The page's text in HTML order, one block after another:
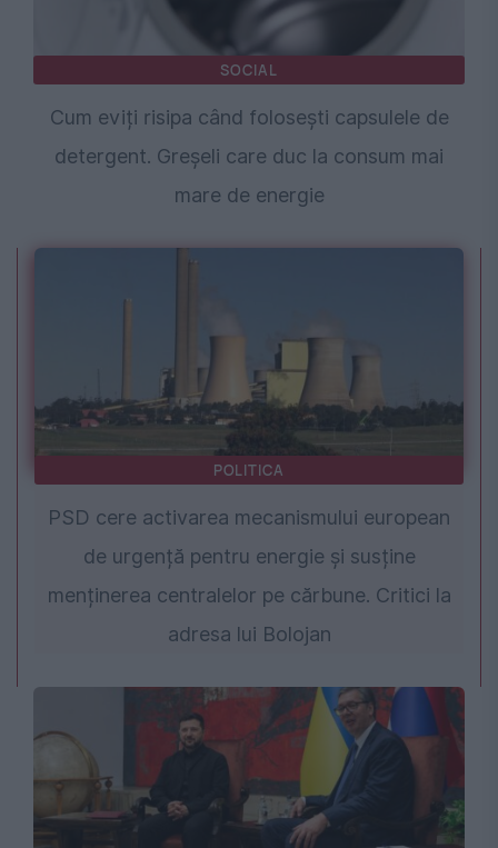
SOCIAL
Cum eviți risipa când folosești capsulele de
detergent. Greșeli care duc la consum mai
mare de energie
POLITICA
PSD cere activarea mecanismului european
de urgență pentru energie și susține
menținerea centralelor pe cărbune. Critici la
adresa lui Bolojan